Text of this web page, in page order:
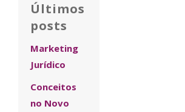
Últimos
posts
Marketing
Jurídico
Conceitos
no Novo